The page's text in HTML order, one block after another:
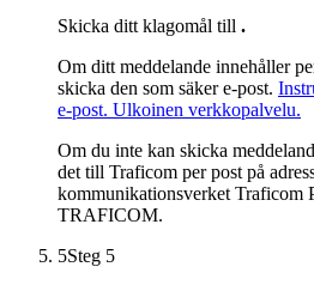
Skicka ditt klagomål till .
Om ditt meddelande innehåller
skicka den som säker e-post.
e-post. Ulkoinen verkkopalvelu.
Om du inte kan skicka
det till Traficom per post på
kommunikationsverket Traficom
TRAFICOM.
5Steg 5